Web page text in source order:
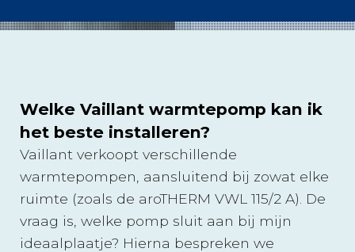
Welke Vaillant warmtepomp kan ik
het beste installeren?
Vaillant verkoopt verschillende
warmtepompen, aansluitend bij zowat elke
ruimte (zoals de aroTHERM VWL 115/2 A). De
vraag is, welke pomp sluit aan bij mijn
ideaalplaatje? Hierna bespreken we